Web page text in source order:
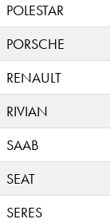
POLESTAR
PORSCHE
RENAULT
RIVIAN
SAAB
SEAT
SERES